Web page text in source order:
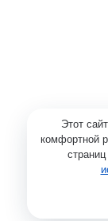
Этот
комфортной